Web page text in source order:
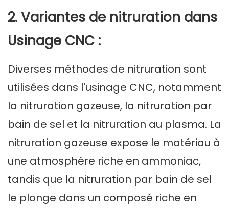
2. Variantes de nitruration dans
Usinage CNC :
Diverses méthodes de nitruration sont
utilisées dans l'usinage CNC, notamment
la nitruration gazeuse, la nitruration par
bain de sel et la nitruration au plasma. La
nitruration gazeuse expose le matériau à
une atmosphère riche en ammoniac,
tandis que la nitruration par bain de sel
le plonge dans un composé riche en